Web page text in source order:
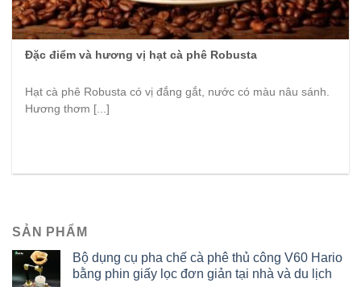
SẢN PHẨM
Bộ dụng cụ pha chế cà phê thủ công V60 Hario
bằng phin giấy lọc đơn giản tại nhà và du lịch
Đặc điểm và hương vị hạt cà phê Robusta
Hạt cà phê Robusta có vị đắng gắt, nước có màu nâu sánh.
Hương thơm [...]